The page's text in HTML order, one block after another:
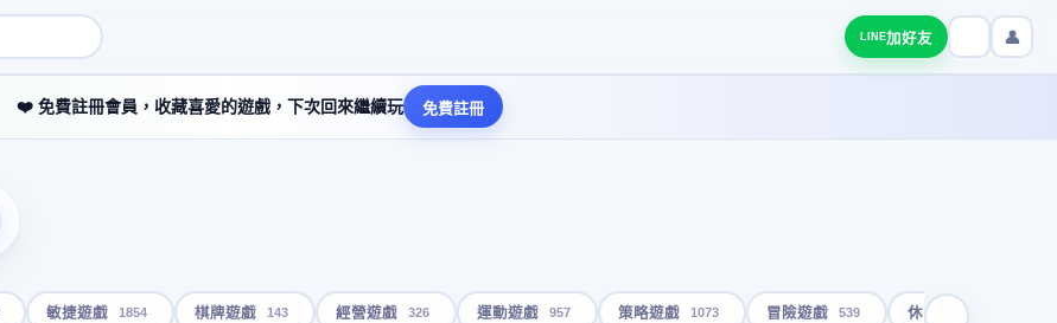
LINE加好友 👤
❤️ 免費註冊會員，收藏喜愛的遊戲，下次回來繼續玩 免費註冊
敏捷遊戲 1854 棋牌遊戲 143 經營遊戲 326 運動遊戲 957 策略遊戲 1073 冒險遊戲 539 休閒遊戲